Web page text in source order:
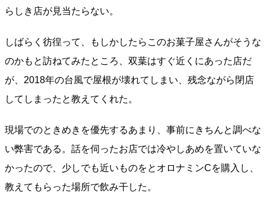
らしき店が見当たらない。
しばらく彷徨って、もしかしたらこのお菓子屋さんがそうな
のかもと訪ねてみたところ、双葉はすぐ近くにあった店だ
が、2018年の台風で屋根が壊れてしまい、残念ながら閉店
してしまったと教えてくれた。
現場でのときめきを優先するあまり、事前にきちんと調べな
い弊害である。話を伺ったお店では冷やしあめを置いていな
かったので、少しでも近いものをとオロナミンCを購入し、
教えてもらった場所で飲み干した。